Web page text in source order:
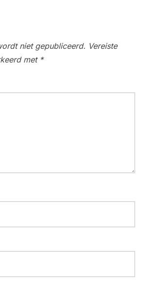
niet gepubliceerd. Vereiste
met *